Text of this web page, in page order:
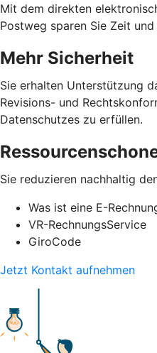
Mit dem direkten
Postweg sparen Sie Zeit
Mehr Sicherheit
Sie erhalten Unterstützung
Revisions- und
Datenschutzes zu erfüllen.
Sie reduzieren nachhaltig
Was ist eine E-
VR-RechnungsService
GiroCode
Jetzt Kontakt aufnehmen